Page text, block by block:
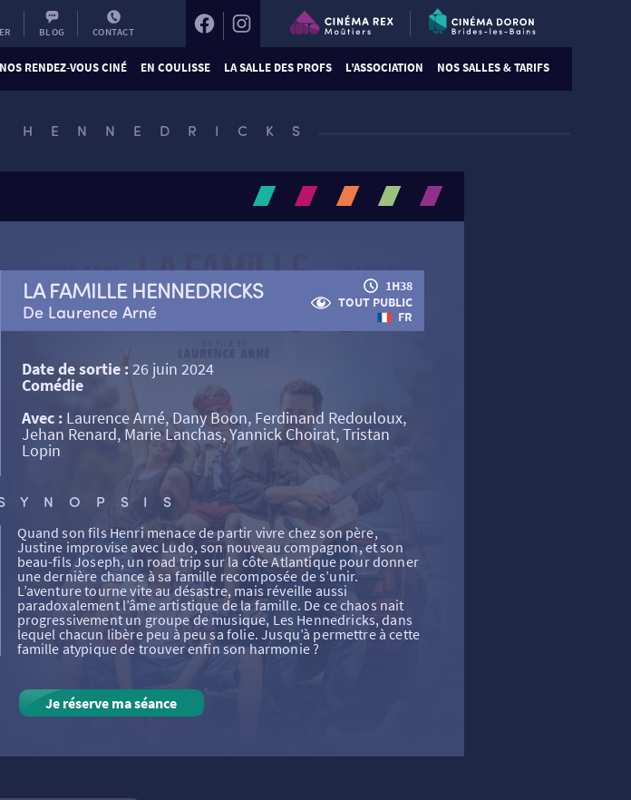
BLOG CONTACT
NOS RENDEZ-VOUS CINÉ EN COULISSE LA SALLE DES PROFS L’ASSOCIATION NOS SALLES & TARIFS
LA FAMILLE HENNEDRICKS
De Laurence Arné
1H38
TOUT PUBLIC
FR
Date de sortie :26 juin 2024
Comédie
Avec :Laurence Arné, Dany Boon, Ferdinand Redouloux,
Jehan Renard, Marie Lanchas, Yannick Choirat, Tristan
Lopin
Quand son fils Henri menace de partir vivre chez son père,
Justine improvise avec Ludo, son nouveau compagnon, et son
beau-fils Joseph, un road trip sur la côte Atlantique pour donner
une dernière chance à sa famille recomposée de s’unir.
L’aventure tourne vite au désastre, mais réveille aussi
paradoxalement l’âme artistique de la famille. De ce chaos nait
progressivement un groupe de musique, Les Hennedricks, dans
lequel chacun libère peu à peu sa folie. Jusqu’à permettre à cette
famille atypique de trouver enfin son harmonie ?
Je réserve ma séance